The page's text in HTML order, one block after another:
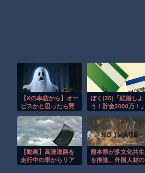
【Xの車窓から】オー
ビスかと思ったら野
ぼく(35)「結婚しよ
う！貯金2000万！」
貯金は…」⇒結果ｗ
ｗｗｗｗｗｗｗｗｗ
ｗｗ
【動画】高速道路を
走行中の車からリア
熊本県が多文化共生
を推進、外国人材の